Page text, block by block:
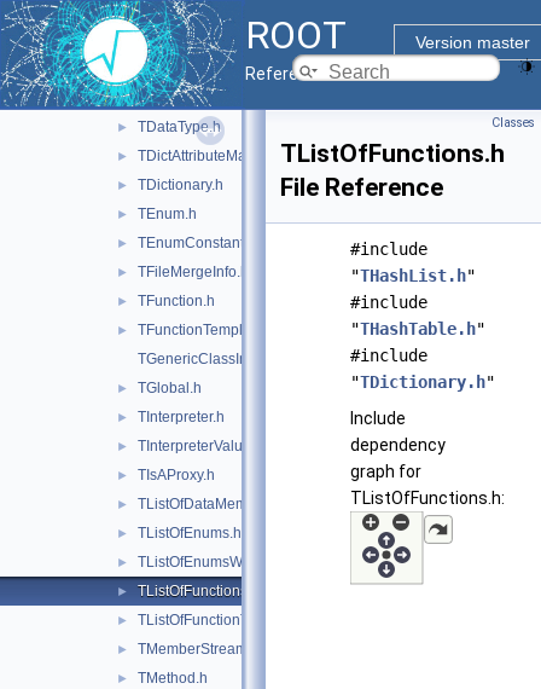
ROOT
Version master
Reference Guide
► TClassGenerator.h
► TClassRef.h
TClassStreamer.h
► TDataMember.h
► TDataType.h
► TDictAttributeMap.h
► TDictionary.h
► TEnum.h
► TEnumConstant.h
► TFileMergeInfo.h
► TFunction.h
►
TFunctionTemplate.h
TGenericClassInfo.h
► TGlobal.h
► TInterpreter.h
► TInterpreterValue.h
► TIsAProxy.h
► TListOfDataMembers.h
► TListOfEnums.h
► TListOfEnumsWithLock.h
► TListOfFunctions.h
► TListOfFunctionTemplates.h
► TMemberStreamer.h
► TMethod.h
Classes
TListOfFunctions.h
File Reference
#include
"THashList.h"
#include
"THashTable.h"
#include
"TDictionary.h"
Include
dependency
graph for
TListOfFunctions.h: